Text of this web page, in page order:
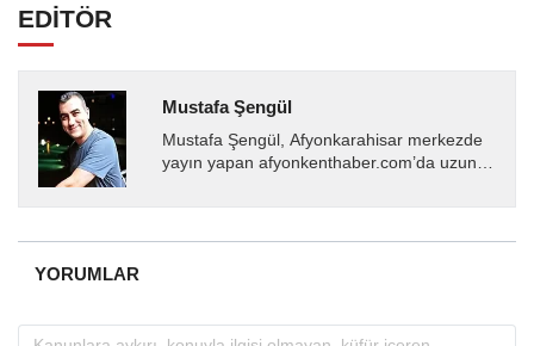
EDİTÖR
Mustafa Şengül
Mustafa Şengül, Afyonkarahisar merkezde
yayın yapan afyonkenthaber.com’da uzun
almakta, haber akışı...
YORUMLAR